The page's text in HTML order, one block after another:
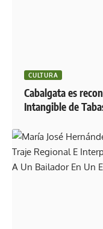
CULTURA
Cabalgata es
Intangible de